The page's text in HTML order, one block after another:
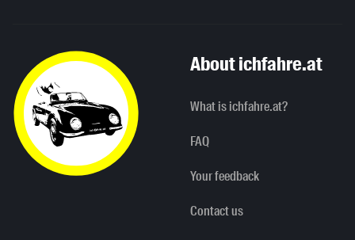
About ichfahre.at
What is ichfahre.at?
FAQ
Your feedback
Contact us